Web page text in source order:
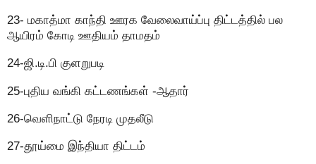
23- மகாத்மா காந்தி ஊரக வேலைவாய்ப்பு திட்டத்தில் பல
ஆயிரம் கோடி ஊதியம் தாமதம்
24-ஜி.டி.பி குளறுபடி
25-புதிய வங்கி கட்டணங்கள் -ஆதார்
26-வெளிநாட்டு நேரடி முதலீடு
27-தூய்மை இந்தியா திட்டம்